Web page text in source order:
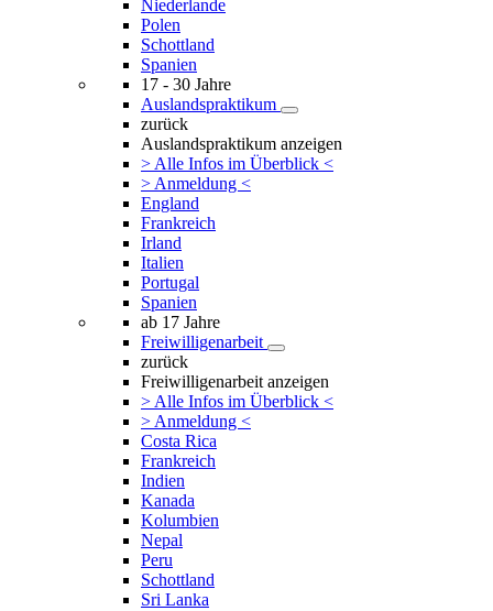
Niederlande
Polen
Schottland
Spanien
17 - 30 Jahre
Auslandspraktikum
zurück
Auslandspraktikum anzeigen
> Alle Infos im Überblick <
> Anmeldung <
England
Frankreich
Irland
Italien
Portugal
Spanien
ab 17 Jahre
Freiwilligenarbeit
zurück
Freiwilligenarbeit anzeigen
> Alle Infos im Überblick <
> Anmeldung <
Costa Rica
Frankreich
Indien
Kanada
Kolumbien
Nepal
Peru
Schottland
Sri Lanka